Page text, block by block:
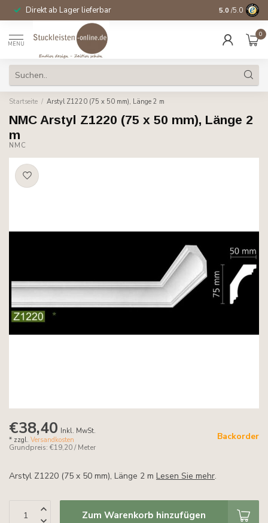
Direkt ab Lager lieferbar 14 Tage
5.0 /5.0
MENU
0
Startseite / Arstyl Z1220 (75 x 50 mm), Länge 2 m
NMC Arstyl Z1220 (75 x 50 mm), Länge 2
m
NMC
€38,40 Inkl. MwSt.
* zzgl. Versandkosten
Grundpreis: €19,20 / Meter
Backorder
Arstyl Z1220 (75 x 50 mm), Länge 2 m Lesen Sie mehr.
Zum Warenkorb hinzufügen